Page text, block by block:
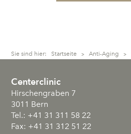
Sie sind hier: Startseite > Anti-Aging >
Centerclinic
Hirschengraben 7
3011 Bern
Tel.: +41 31 311 58 22
Fax: +41 31 312 51 22